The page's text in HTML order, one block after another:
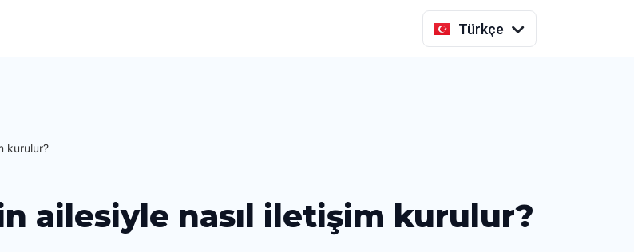
Türkçe
Indonesia
kurulur?
ailesiyle nasıl iletişim kurulur?